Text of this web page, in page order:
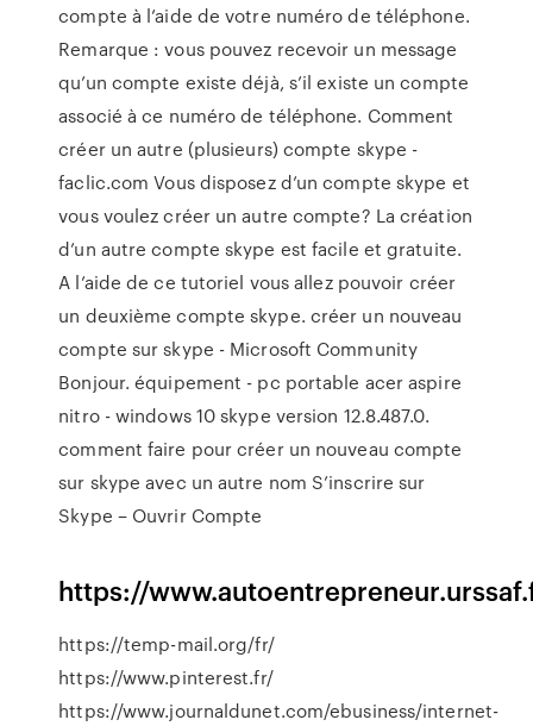
compte à l’aide de votre numéro de téléphone.
Remarque : vous pouvez recevoir un message
qu’un compte existe déjà, s’il existe un compte
associé à ce numéro de téléphone. Comment
créer un autre (plusieurs) compte skype -
faclic.com Vous disposez d’un compte skype et
vous voulez créer un autre compte? La création
d’un autre compte skype est facile et gratuite.
A l’aide de ce tutoriel vous allez pouvoir créer
un deuxième compte skype. créer un nouveau
compte sur skype - Microsoft Community
Bonjour. équipement - pc portable acer aspire
nitro - windows 10 skype version 12.8.487.0.
comment faire pour créer un nouveau compte
sur skype avec un autre nom S’inscrire sur
Skype – Ouvrir Compte
https://
https://temp-mail.org/fr/
https://www.pinterest.fr/
https://www.journaldunet.com/ebusiness/internet-